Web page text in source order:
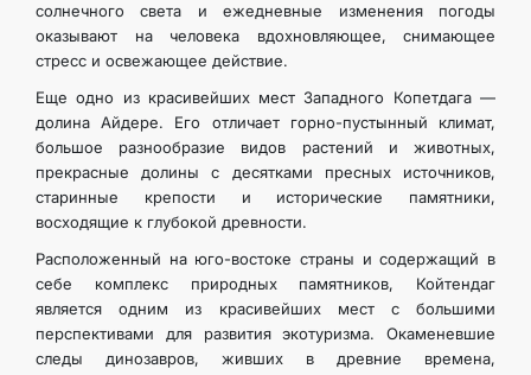
солнечного света и ежедневные изменения погоды
оказывают на человека вдохновляющее, снимающее
стресс и освежающее действие.
Еще одно из красивейших мест Западного Копетдага —
долина Айдере. Его отличает горно-пустынный климат,
большое разнообразие видов растений и животных,
прекрасные долины с десятками пресных источников,
старинные крепости и исторические памятники,
восходящие к глубокой древности.
Расположенный на юго-востоке страны и содержащий в
себе комплекс природных памятников, Койтендаг
является одним из красивейших мест с большими
перспективами для развития экотуризма. Окаменевшие
следы динозавров, живших в древние времена,